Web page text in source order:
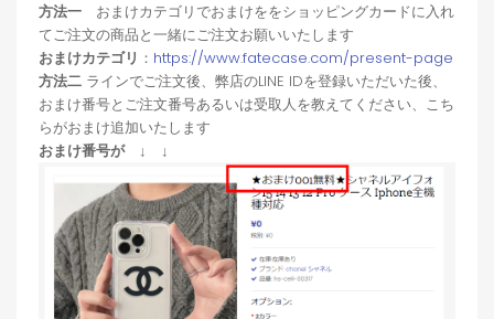
方法一 おまけカテゴリでおまけををショッピングカードに入れ
てご注文の商品と一緒にご注文お願いいたします
おまけカテゴリ ： https://www.fatecase.com/present-page
方法二 ラインでご注文後、弊店のLINE IDを登録いただいた後、
おまけ番号とご注文番号あるいは受取人を教えてください、こち
らがおまけ追加いたします
おまけ番号が ↓ ↓